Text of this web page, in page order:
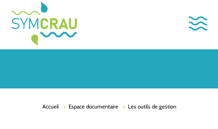
Accueil Espace documentaire Les outils de gestion